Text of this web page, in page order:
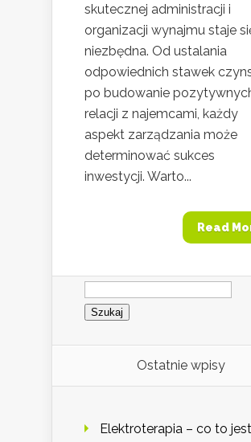
skutecznej administracji i
organizacji wynajmu staje
niezbędna. Od ustalania
odpowiednich stawek
po budowanie
relacji z najemcami, każdy
aspekt zarządzania może
determinować sukces
inwestycji. Warto...
Read
Szukaj:
Ostatnie wpisy
Elektroterapia – co to